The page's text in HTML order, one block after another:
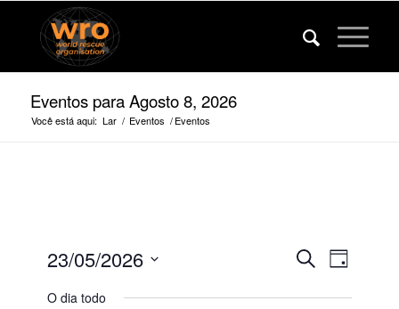
Eventos para Agosto 8, 2026
Você está aqui: Lar / Eventos / Eventos
Eventos
ProcurarEvento
Veja
a
Dia
23/05/2026
a
O dia todo